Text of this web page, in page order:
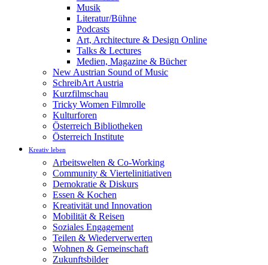
Musik
Literatur/Bühne
Podcasts
Art, Architecture & Design Online
Talks & Lectures
Medien, Magazine & Bücher
New Austrian Sound of Music
SchreibArt Austria
Kurzfilmschau
Tricky Women Filmrolle
Kulturforen
Österreich Bibliotheken
Österreich Institute
Kreativ leben
Arbeitswelten & Co-Working
Community & Viertelinitiativen
Demokratie & Diskurs
Essen & Kochen
Kreativität und Innovation
Mobilität & Reisen
Soziales Engagement
Teilen & Wiederverwerten
Wohnen & Gemeinschaft
Zukunftsbilder